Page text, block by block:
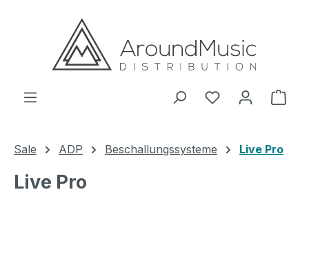
Zum Hauptinhalt springen
Sale ADP Beschallungssysteme Live Pro
Live Pro